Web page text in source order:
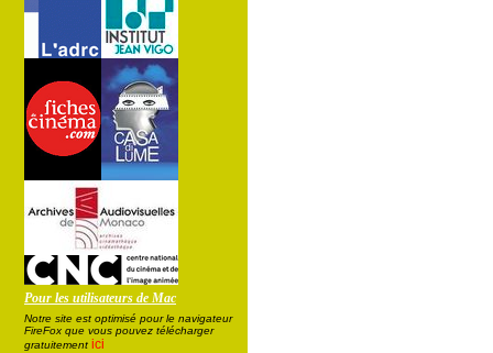
Pour les utilisateurs de Mac
Notre site est optimisé pour le navigateur
FireFox que vous pouvez télécharger
gratuitement ici